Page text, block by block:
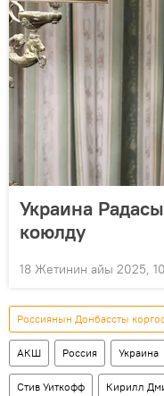
Украина
коюлду
18 Жетинин айы 2025,
Россиянын Донбассты
АКШ Россия Украина
Стив Уиткофф Кирилл